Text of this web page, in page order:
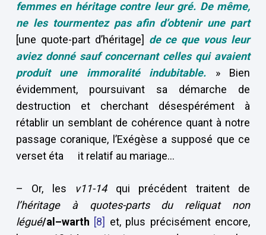
femmes en héritage contre leur gré. De même,
ne les tourmentez pas afin d’obtenir une part
[une quote-part d’héritage] de ce que vous leur
aviez donné sauf concernant celles qui avaient
produit une immoralité indubitable. » Bien
évidemment, poursuivant sa démarche de
destruction et cherchant désespérément à
rétablir un semblant de cohérence quant à notre
passage coranique, l’Exégèse a supposé que ce
verset éta it relatif au mariage…
– Or, les v11-14qui précédent traitent de
l’héritage à quotes-parts du reliquat non
légué/al–warth [8] et, plus précisément encore,